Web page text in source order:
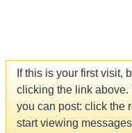
If this is your first visit,
clicking the link above.
you can post: click the
start viewing